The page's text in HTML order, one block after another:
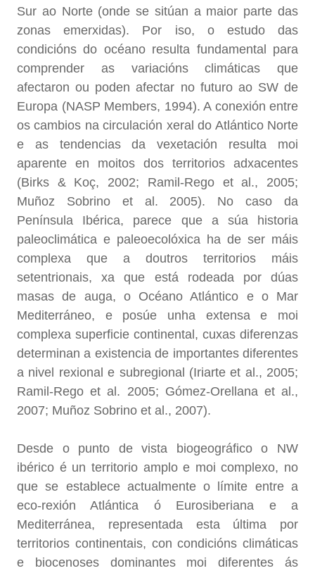
Sur ao Norte (onde se sitúan a maior parte das
zonas emerxidas). Por iso, o estudo das
condicións do océano resulta fundamental para
comprender as variacións climáticas que
afectaron ou poden afectar no futuro ao SW de
Europa (NASP Members, 1994). A conexión entre
os cambios na circulación xeral do Atlántico Norte
e as tendencias da vexetación resulta moi
aparente en moitos dos territorios adxacentes
(Birks & Koç, 2002; Ramil-Rego et al., 2005;
Muñoz Sobrino et al. 2005). No caso da
Península Ibérica, parece que a súa historia
paleoclimática e paleoecolóxica ha de ser máis
complexa que a doutros territorios máis
setentrionais, xa que está rodeada por dúas
masas de auga, o Océano Atlántico e o Mar
Mediterráneo, e posúe unha extensa e moi
complexa superficie continental, cuxas diferenzas
determinan a existencia de importantes diferentes
a nivel rexional e subregional (Iriarte et al., 2005;
Ramil-Rego et al. 2005; Gómez-Orellana et al.,
2007; Muñoz Sobrino et al., 2007).
Desde o punto de vista biogeográfico o NW
ibérico é un territorio amplo e moi complexo, no
que se establece actualmente o límite entre a
eco-rexión Atlántica ó Eurosiberiana e a
Mediterránea, representada esta última por
territorios continentais, con condicións climáticas
e biocenoses dominantes moi diferentes ás